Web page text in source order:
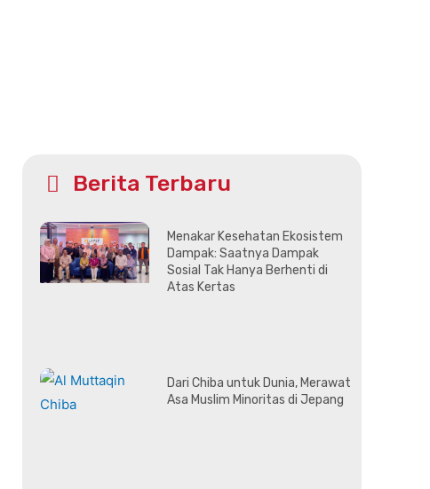
Berita Terbaru
Menakar Kesehatan Ekosistem
Dampak: Saatnya Dampak
Sosial Tak Hanya Berhenti di
Atas Kertas
Dari Chiba untuk Dunia, Merawat
Asa Muslim Minoritas di Jepang